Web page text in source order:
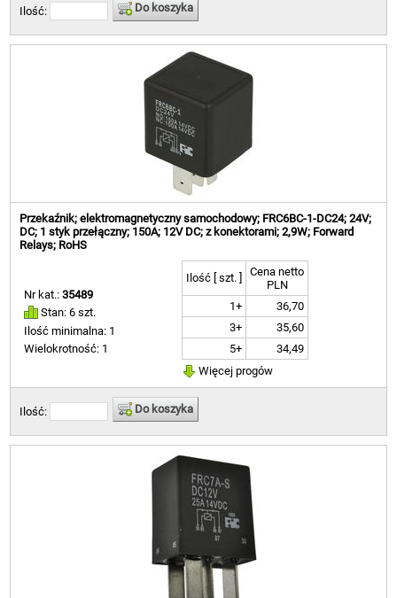
Ilość: Do koszyka
Przekaźnik; elektromagnetyczny samochodowy; FRC6BC-1-DC24; 24V;
DC; 1 styk przełączny; 150A; 12V DC; z konektorami; 2,9W; Forward
Relays; RoHS
Nr kat.:35489
Stan: 6 szt.
Ilość minimalna: 1
Wielokrotność: 1
Ilość [ szt. ]
Cena netto
PLN
1+
36,70
3+
35,60
5+
34,49
Więcej progów
Ilość: Do koszyka